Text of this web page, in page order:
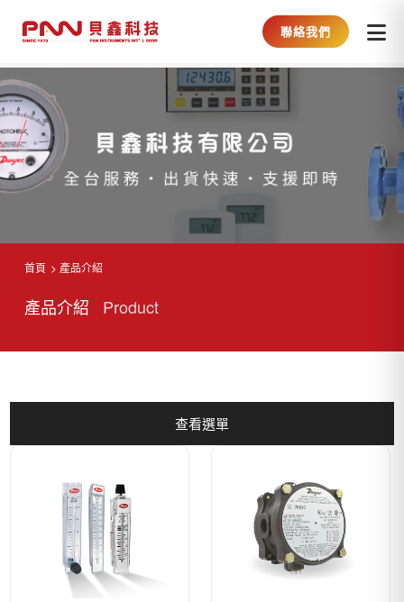
聯絡我們
首頁 產品介紹
產品介紹 Product
查看選單